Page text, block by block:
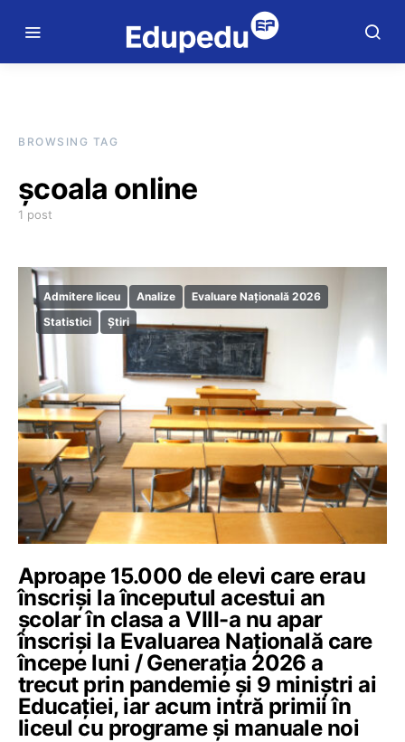
BROWSING TAG
școala online
1 post
Admitere liceu Analize
Evaluare Națională 2026
Statistici
Știri
Aproape 15.000 de elevi care erau
înscriși la începutul acestui an
școlar în clasa a VIII-a nu apar
înscriși la Evaluarea Națională care
începe luni / Generația 2026 a
trecut prin pandemie și 9 miniștri ai
Educației, iar acum intră primii în
liceul cu programe și manuale noi